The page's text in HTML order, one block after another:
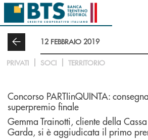
Salta al contenuto principale
12 FEBBRAIO 2019
PRIVATI SOCI TERRITORIO
Concorso PARTIinQUINTA:
superpremio finale
Gemma Trainotti, cliente della
Garda, si è aggiudicata il primo